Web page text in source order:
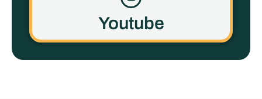
Youtube